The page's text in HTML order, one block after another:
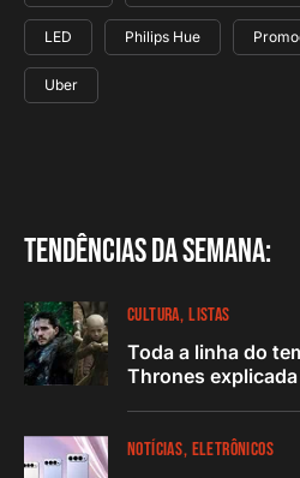
LED Philips Hue
Uber
Tendências da semana:
CULTURA LISTAS
Toda a linha do
Thrones explicada
NOTÍCIAS ELETRÔNICOS